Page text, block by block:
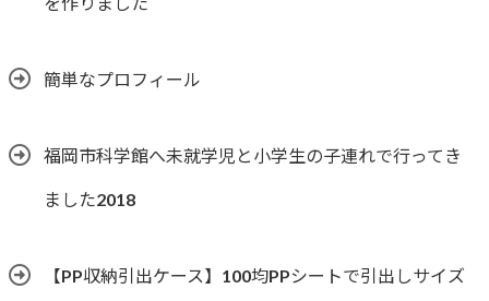
簡単なプロフィール
福岡市科学館へ未就学児と小学生の子連れで行ってき
ました2018
【PP収納引出ケース】100均PPシートで引出しサイズ